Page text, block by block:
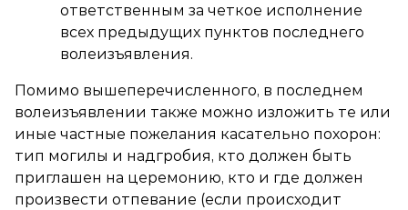
ответственным за четкое исполнение
всех предыдущих пунктов последнего
волеизъявления.
Помимо вышеперечисленного, в последнем
волеизъявлении также можно изложить те или
иные частные пожелания касательно похорон:
тип могилы и надгробия, кто должен быть
приглашен на церемонию, кто и где должен
произвести отпевание (если происходит